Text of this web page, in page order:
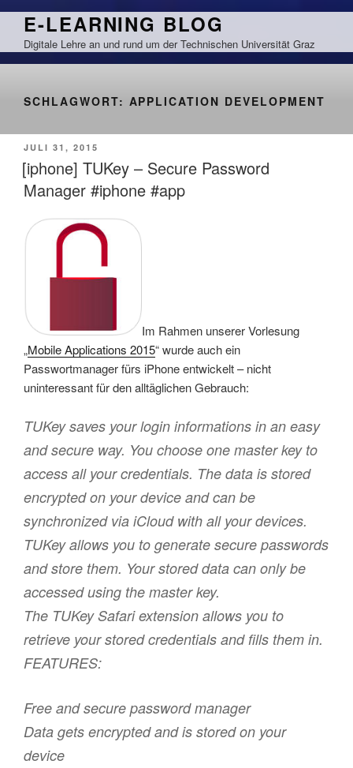
Zum
springen
E-LEARNING BLOG
Digitale Lehre an und rund um der Technischen Universität Graz
SCHLAGWORT: APPLICATION DEVELOPMENT
VERÖFFENTLICHT
AM
JULI 31, 2015
[iphone] TUKey – Secure Password
Manager #iphone #app
Im Rahmen unserer Vorlesung
„Mobile Applications 2015“ wurde auch ein
Passwortmanager fürs iPhone entwickelt – nicht
uninteressant für den alltäglichen Gebrauch:
TUKey saves your login informations in an easy
and secure way. You choose one master key to
access all your credentials. The data is stored
encrypted on your device and can be
synchronized via iCloud with all your devices.
TUKey allows you to generate secure passwords
and store them. Your stored data can only be
accessed using the master key.
The TUKey Safari extension allows you to
retrieve your stored credentials and fills them in.
FEATURES:
Free and secure password manager
Data gets encrypted and is stored on your
device